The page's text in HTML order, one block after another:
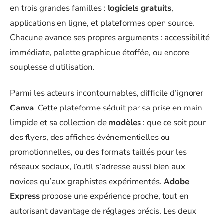
en trois grandes familles : logiciels gratuits,
applications en ligne, et plateformes open source.
Chacune avance ses propres arguments : accessibilité
immédiate, palette graphique étoffée, ou encore
souplesse d’utilisation.
Parmi les acteurs incontournables, difficile d’ignorer
Canva. Cette plateforme séduit par sa prise en main
limpide et sa collection de modèles : que ce soit pour
des flyers, des affiches événementielles ou
promotionnelles, ou des formats taillés pour les
réseaux sociaux, l’outil s’adresse aussi bien aux
novices qu’aux graphistes expérimentés. Adobe
Express propose une expérience proche, tout en
autorisant davantage de réglages précis. Les deux